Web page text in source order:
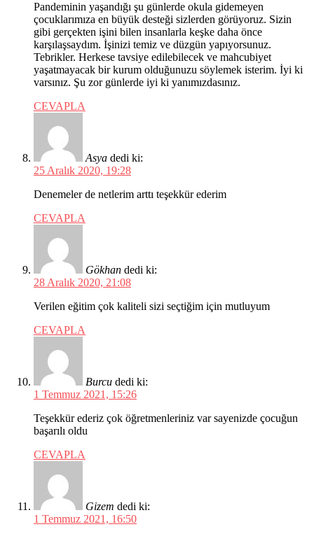
Pandeminin yaşandığı şu günlerde okula gidemeyen
çocuklarımıza en büyük desteği sizlerden görüyoruz. Sizin
gibi gerçekten işini bilen insanlarla keşke daha önce
karşılaşsaydım. İşinizi temiz ve düzgün yapıyorsunuz.
Tebrikler. Herkese tavsiye edilebilecek ve mahcubiyet
yaşatmayacak bir kurum olduğunuzu söylemek isterim. İyi ki
varsınız. Şu zor günlerde iyi ki yanımızdasınız.
CEVAPLA
Asya dedi ki:
25 Aralık 2020, 19:28
Denemeler de netlerim arttı teşekkür ederim
CEVAPLA
Gökhan dedi ki:
28 Aralık 2020, 21:08
Verilen eğitim çok kaliteli sizi seçtiğim için mutluyum
CEVAPLA
Burcu dedi ki:
1 Temmuz 2021, 15:26
Teşekkür ederiz çok öğretmenleriniz var sayenizde çocuğun
başarılı oldu
CEVAPLA
Gizem dedi ki:
1 Temmuz 2021, 16:50